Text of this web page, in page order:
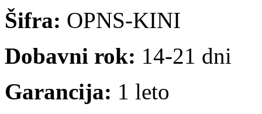
Šifra: OPNS-KINI
Dobavni rok: 14-21 dni
Garancija: 1 leto